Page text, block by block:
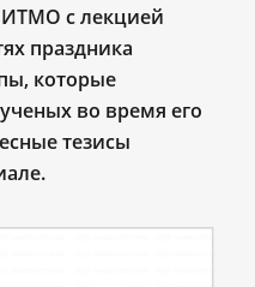
ИТМО с лекцией
праздника
которые
во время его
тезисы